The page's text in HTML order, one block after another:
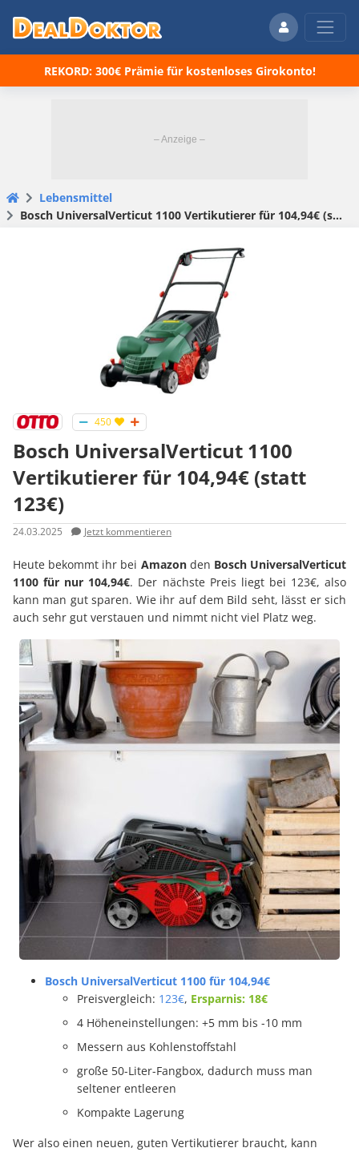
REKORD: 300€ Prämie für kostenloses Girokonto!
Lebensmittel
Bosch UniversalVerticut 1100 Vertikutierer für 104,94€ (statt 123€)
450
Bosch UniversalVerticut 1100
Vertikutierer für 104,94€ (statt
123€)
24.03.2025 Jetzt kommentieren
Heute bekommt ihr bei Amazonden Bosch UniversalVerticut
1100 für nur 104,94€. Der nächste Preis liegt bei 123€, also
kann man gut sparen. Wie ihr auf dem Bild seht, lässt er sich
auch sehr gut verstauen und nimmt nicht viel Platz weg.
Bosch UniversalVerticut 1100 für 104,94€
Preisvergleich: 123€, Ersparnis: 18€
4 Höheneinstellungen: +5 mm bis -10 mm
Messern aus Kohlenstoffstahl
große 50-Liter-Fangbox, dadurch muss man
seltener entleeren
Kompakte Lagerung
Wer also einen neuen, guten Vertikutierer braucht, kann